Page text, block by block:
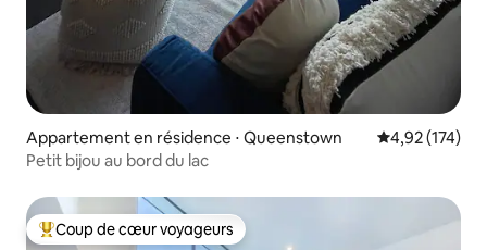
Appartement en résidence ⋅ Queenstown Évaluation
4,92 (174)
Petit bijou au bord du lac
Coups de cœur voyageurs les plus appréciés
Coup de cœur voyageurs